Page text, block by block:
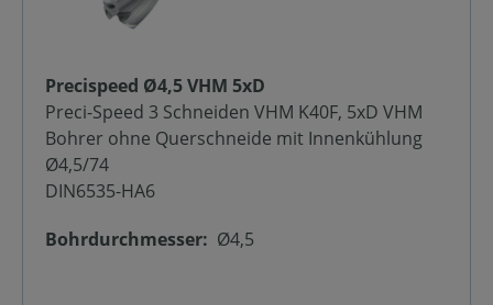
Precispeed Ø4,5 VHM 5xD
Preci-Speed 3 Schneiden VHM K40F, 5xD VHM
Bohrer ohne Querschneide mit Innenkühlung
Ø4,5/74
DIN6535-HA6
Bohrdurchmesser: Ø4,5